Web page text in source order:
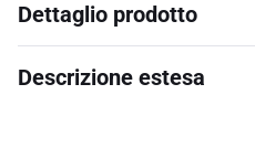
Dettaglio prodotto
Descrizione estesa